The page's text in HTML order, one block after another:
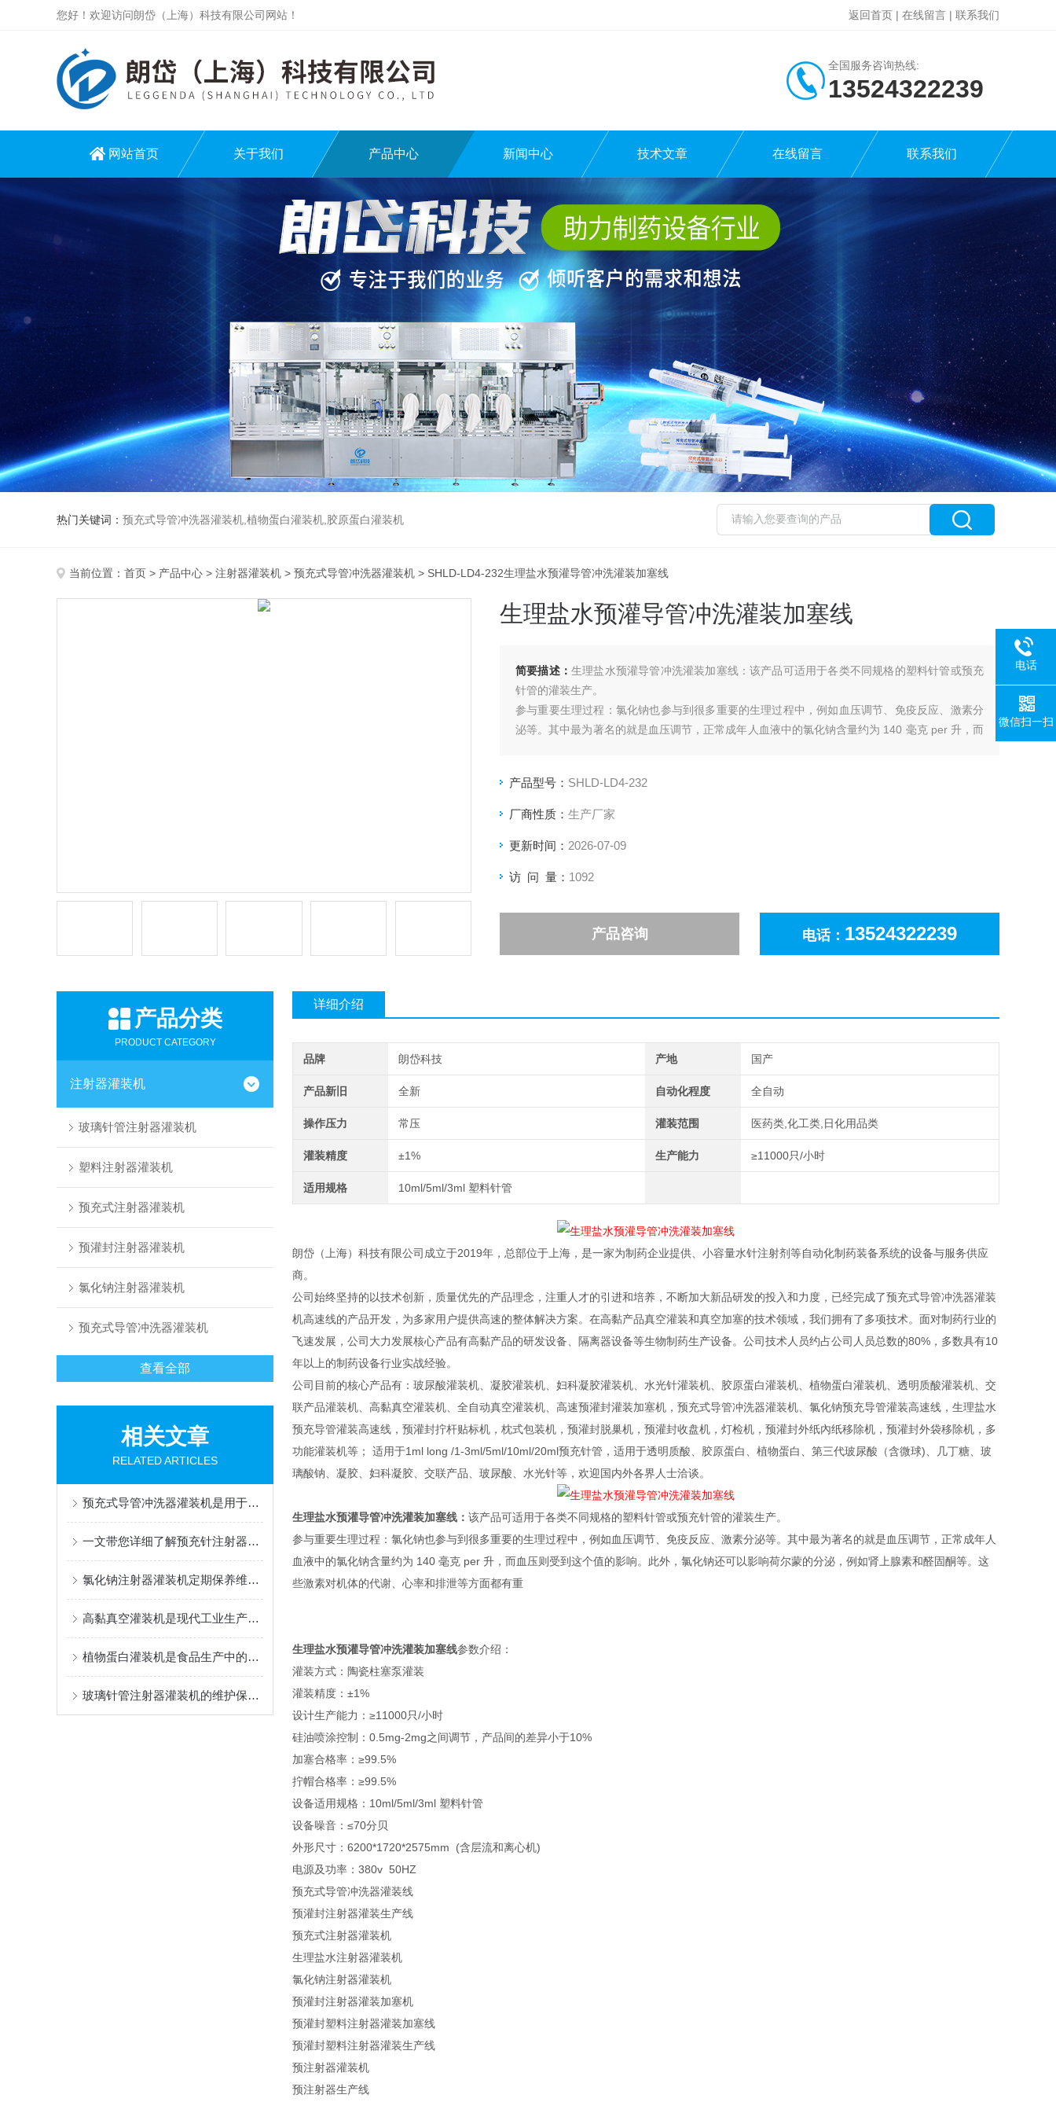
您好！欢迎访问朗岱（上海）科技有限公司网站！ 返回首页 | 在线留言 | 联系我们
全国服务咨询热线:
13524322239
网站首页 关于我们 产品中心 新闻中心 技术文章 在线留言 联系我们
热门关键词： 预充式导管冲洗器灌装机,植物蛋白灌装机,胶原蛋白灌装机
当前位置： 首页 > 产品中心 > 注射器灌装机 > 预充式导管冲洗器灌装机 > SHLD-LD4-232生理盐水预灌导管冲洗灌装加塞线
生理盐水预灌导管冲洗灌装加塞线
简要描述： 生理盐水预灌导管冲洗灌装加塞线：该产品可适用于各类不同规格的塑料针管或预充
针管的灌装生产。
参与重要生理过程：氯化钠也参与到很多重要的生理过程中，例如血压调节、免疫反应、激素分
泌等。其中最为著名的就是血压调节，正常成年人血液中的氯化钠含量约为 140 毫克 per 升，而
产品型号： SHLD-LD4-232
厂商性质： 生产厂家
更新时间： 2026-07-09
访 问 量： 1092
产品咨询 电话： 13524322239
产品分类
PRODUCT CATEGORY
注射器灌装机
玻璃针管注射器灌装机
塑料注射器灌装机
预充式注射器灌装机
预灌封注射器灌装机
氯化钠注射器灌装机
预充式导管冲洗器灌装机
查看全部
相关文章
RELATED ARTICLES
预充式导管冲洗器灌装机是用于灌装生物医药制品的设备
一文带您详细了解预充针注射器灌装机
氯化钠注射器灌装机定期保养维护很有必要
高黏真空灌装机是现代工业生产中的重要设备
植物蛋白灌装机是食品生产中的重要一环
玻璃针管注射器灌装机的维护保养方法
详细介绍
品牌 朗岱科技 产地 国产
产品新旧 全新 自动化程度 全自动
操作压力 常压 灌装范围 医药类,化工类,日化用品类
灌装精度 ±1% 生产能力 ≥11000只/小时
适用规格 10ml/5ml/3ml 塑料针管
朗岱（上海）科技有限公司成立于2019年，总部位于上海，是一家为制药企业提供、小容量水针注射剂等自动化制药装备系统的设备与服务供应
商。
公司始终坚持的以技术创新，质量优先的产品理念，注重人才的引进和培养，不断加大新品研发的投入和力度，已经完成了预充式导管冲洗器灌装
机高速线的产品开发，为多家用户提供高速的整体解决方案。在高黏产品真空灌装和真空加塞的技术领域，我们拥有了多项技术。面对制药行业的
飞速发展，公司大力发展核心产品有高黏产品的研发设备、隔离器设备等生物制药生产设备。公司技术人员约占公司人员总数的80%，多数具有10
年以上的制药设备行业实战经验。
公司目前的核心产品有：玻尿酸灌装机、凝胶灌装机、妇科凝胶灌装机、水光针灌装机、胶原蛋白灌装机、植物蛋白灌装机、透明质酸灌装机、交
联产品灌装机、高黏真空灌装机、全自动真空灌装机、高速预灌封灌装加塞机，预充式导管冲洗器灌装机、氯化钠预充导管灌装高速线，生理盐水
预充导管灌装高速线，预灌封拧杆贴标机，枕式包装机，预灌封脱巢机，预灌封收盘机，灯检机，预灌封外纸內纸移除机，预灌封外袋移除机，多
功能灌装机等； 适用于1ml long /1-3ml/5ml/10ml/20ml预充针管，适用于透明质酸、胶原蛋白、植物蛋白、第三代玻尿酸（含微球)、几丁糖、玻
璃酸钠、凝胶、妇科凝胶、交联产品、玻尿酸、水光针等，欢迎国内外各界人士洽谈。
生理盐水预灌导管冲洗灌装加塞线 ： 该产品可适用于各类不同规格的塑料针管或预充针管的灌装生产。
参与重要生理过程：氯化钠也参与到很多重要的生理过程中，例如血压调节、免疫反应、激素分泌等。其中最为著名的就是血压调节，正常成年人
血液中的氯化钠含量约为 140 毫克 per 升，而血压则受到这个值的影响。此外，氯化钠还可以影响荷尔蒙的分泌，例如肾上腺素和醛固酮等。这
些激素对机体的代谢、心率和排泄等方面都有重
生理盐水预灌导管冲洗灌装加塞线参数介绍：
灌装方式：陶瓷柱塞泵灌装
灌装精度：±1%
设计生产能力：≥11000只/小时
硅油喷涂控制：0.5mg-2mg之间调节，产品间的差异小于10%
加塞合格率：≥99.5%
拧帽合格率：≥99.5%
设备适用规格：10ml/5ml/3ml 塑料针管
设备噪音：≤70分贝
外形尺寸：6200*1720*2575mm (含层流和离心机)
电源及功率：380v 50HZ
预充式导管冲洗器灌装线
预灌封注射器灌装生产线
预充式注射器灌装机
生理盐水注射器灌装机
氯化钠注射器灌装机
预灌封注射器灌装加塞机
预灌封塑料注射器灌装加塞线
预灌封塑料注射器灌装生产线
预注射器灌装机
预注射器生产线
电话
微信扫一扫